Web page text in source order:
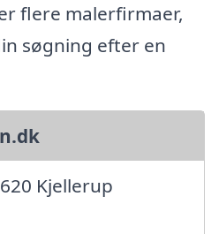
flere malerfirmaer,
søgning efter en
Kjellerup